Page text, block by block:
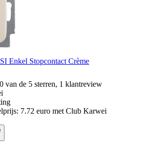
Enkel Stopcontact Crème
van de 5 sterren, 1 klantreview
7.72 euro met Club Karwei